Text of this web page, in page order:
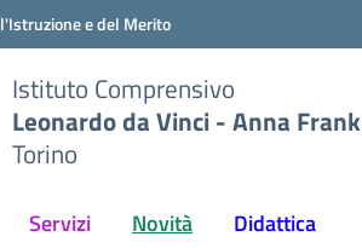
e del Merito
Istituto Comprensivo
Leonardo da Vinci - Anna Frank
Torino
Servizi Novità Didattica